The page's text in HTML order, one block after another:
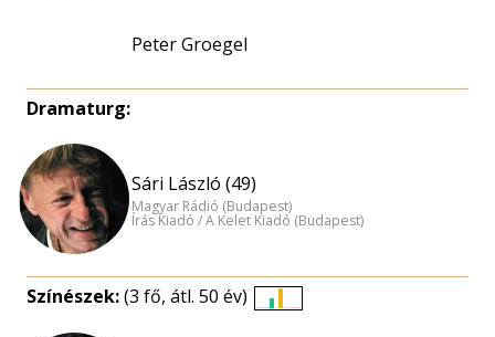
Peter Groegel
Dramaturg:
Sári László (49)
Magyar Rádió (Budapest)
Írás Kiadó / A Kelet Kiadó (Budapest)
Színészek:(3 fő, átl. 50 év)